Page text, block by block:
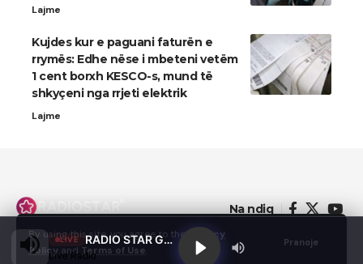
By using this site, you agree to the Privacy
Policy and Terms of Use
Pranoje
Lajme
Kujdes kur e paguani faturën e
rrymës: Edhe nëse i mbeteni vetëm
1 cent borxh KESCO-s, mund të
shkyçeni nga rrjeti elektrik
Lajme
Na ndiq
© 2022 - Domainterm.com - All Rights Reserved.
LIVE RADIO STAR GJILAN
Live Radio